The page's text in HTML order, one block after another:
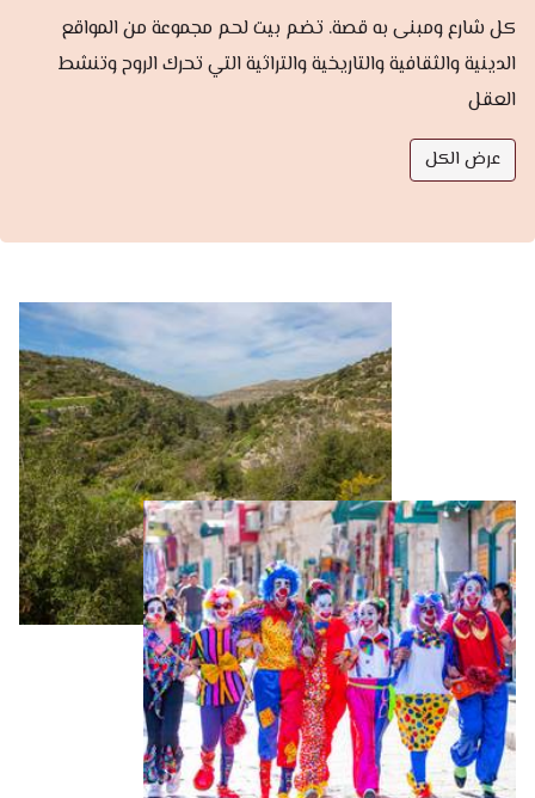
كل شارع ومبنى به قصة. تضم بيت لحم مجموعة من المواقع
الدينية والثقافية والتاريخية والتراثية التي تحرك الروح وتنشط
العقل
عرض الكل